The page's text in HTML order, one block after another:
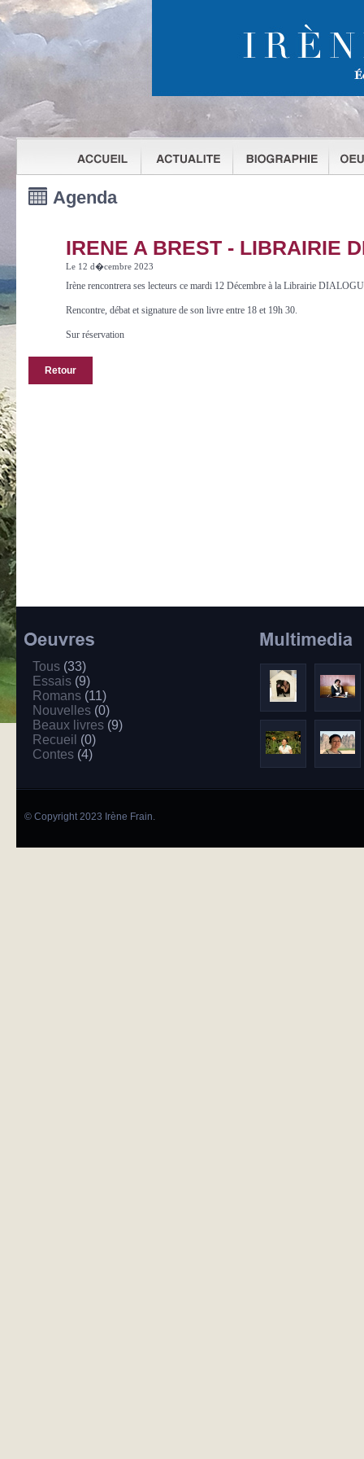
Agenda
IRENE A BREST - LIBRAIRIE
Le 12 d�cembre 2023
Irène rencontrera ses lecteurs ce mardi 12 Décembre à la Librairie
Rencontre, débat et signature de son livre entre 18 et 19h 30.
Sur réservation
Retour
Tous (33)
Essais (9)
Romans (11)
Nouvelles (0)
Beaux livres (9)
Recueil (0)
Contes (4)
© Copyright 2023 Irène Frain.